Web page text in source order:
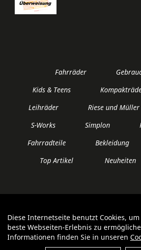
Fahrräder
Kids & Teens
Leihräder
Riese und Müller
S-Works
Simplon
Fahrradteile
Bekleidung
Top Artikel
Neuheiten
Diese Internetseite benutzt Cookies,
beste Webseiten-Erlebnis zu
Informationen finden Sie in unseren